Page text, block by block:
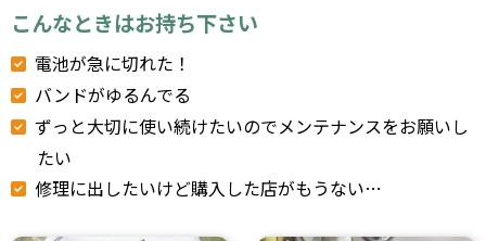
こんなときはお持ち下さい
電池が急に切れた！
バンドがゆるんでる
ずっと大切に使い続けたいのでメンテナンスをお願いし
たい
修理に出したいけど購入した店がもうない…